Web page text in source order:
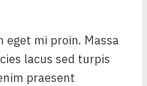
eget mi proin. Massa
lacus sed turpis
praesent